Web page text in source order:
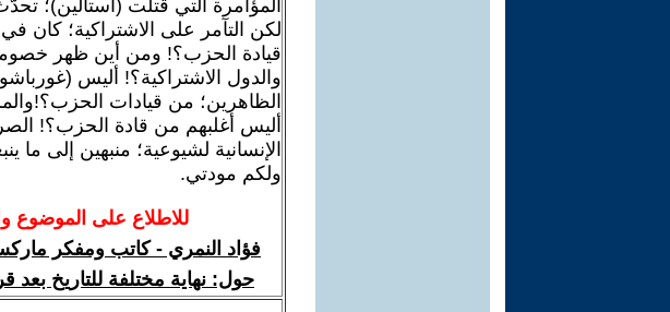
المؤامرة التي قتلت (استالين)؛
لكن التآمر على الاشتراكية؛ كان
قيادة الحزب؟! ومن أين ظهر
والدول الاشتراكية؟! أليس
الظاهرين؛ من قيادات
أليس أغلبهم من قادة الحزب؟!
الإنسانية لشيوعية؛ منبهين إلى ما
ولكم مودتي.
للاطلاع على الموضوع
فؤاد النمري - كاتب ومفكر
حول: نهاية مختلفة للتاريخ